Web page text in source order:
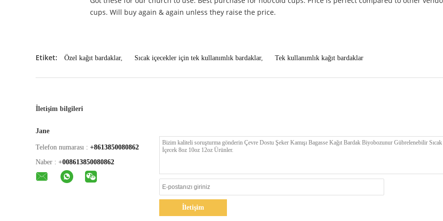
cups. Will buy again & again unless they raise the price.
Etiket: Özel kağıt bardaklar, Sıcak içecekler için tek kullanımlık bardaklar, Tek kullanımlık kağıt bardaklar
İletişim bilgileri
Jane
Telefon numarası : +8613850080862
Naber : +008613850080862
İletişim